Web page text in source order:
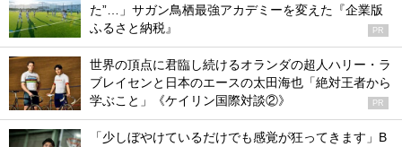
た”…」サガン鳥栖最強アカデミーを変えた『企業版
ふるさと納税』
PR
世界の頂点に君臨し続けるオランダの超人ハリー・ラ
ブレイセンと日本のエースの太田海也「絶対王者から
学ぶこと」《ケイリン国際対談②》
PR
「少しぼやけているだけでも感覚が狂ってきます」B